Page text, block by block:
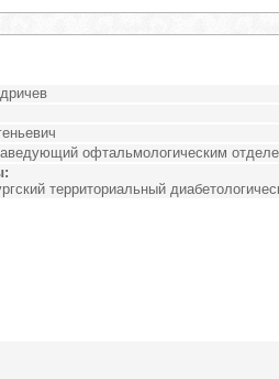
офтальмологическим
территориальный